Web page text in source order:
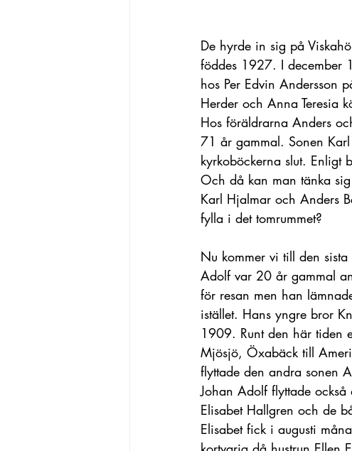
De hyrde in sig på
föddes 1927. I december
hos Per Edvin Andersson
Herder och Anna Teresia
Hos föräldrarna Anders
71 år gammal. Sonen
kyrkoböckerna slut. Enligt
Och då kan man tänka
Karl Hjalmar och Anders
fylla i det tomrummet?
Nu kommer vi till den
Adolf var 20 år gammal
för resan men han
istället. Hans yngre bror
1909. Runt den här tiden
Mjösjö, Öxabäck till
flyttade den andra sonen
Johan Adolf flyttade
Elisabet Hallgren och de
Elisabet fick i augusti